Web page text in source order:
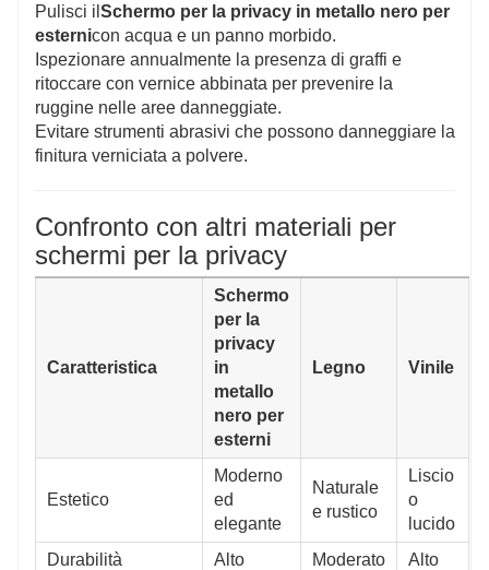
Pulisci il Schermo per la privacy in metallo nero per
esternicon acqua e un panno morbido.
Ispezionare annualmente la presenza di graffi e
ritoccare con vernice abbinata per prevenire la
ruggine nelle aree danneggiate.
Evitare strumenti abrasivi che possono danneggiare la
finitura verniciata a polvere.
Confronto con altri materiali per
schermi per la privacy
Caratteristica
Schermo
per la
privacy
in
metallo
nero per
esterni
Legno Vinile
Estetico
Moderno
ed
elegante
Naturale
e rustico
Liscio
o
lucido
Durabilità
Alto Moderato
Alto